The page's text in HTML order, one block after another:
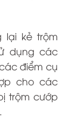
lại kẻ trộm
dụng các
điểm cụ
cho các
trộm cướp